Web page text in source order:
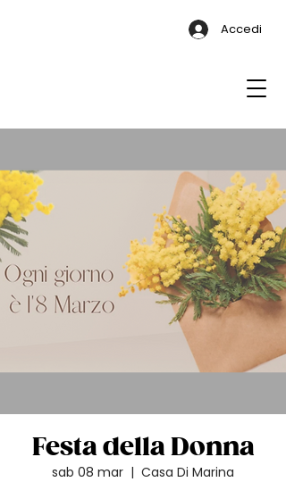
Accedi
Festa della Donna
sab 08 mar
  |
Casa Di Marina